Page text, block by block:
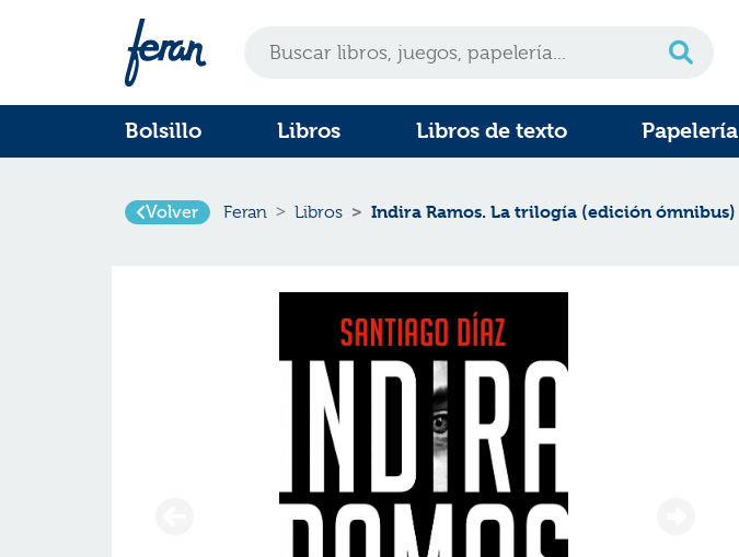
Bolsillo Libros Libros de texto Papelería
Volver Feran Libros Indira Ramos. La trilogía (edición ómnibus)